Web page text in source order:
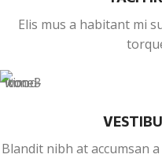
Elis mus a habitant mi
Blandit nibh at accumsan